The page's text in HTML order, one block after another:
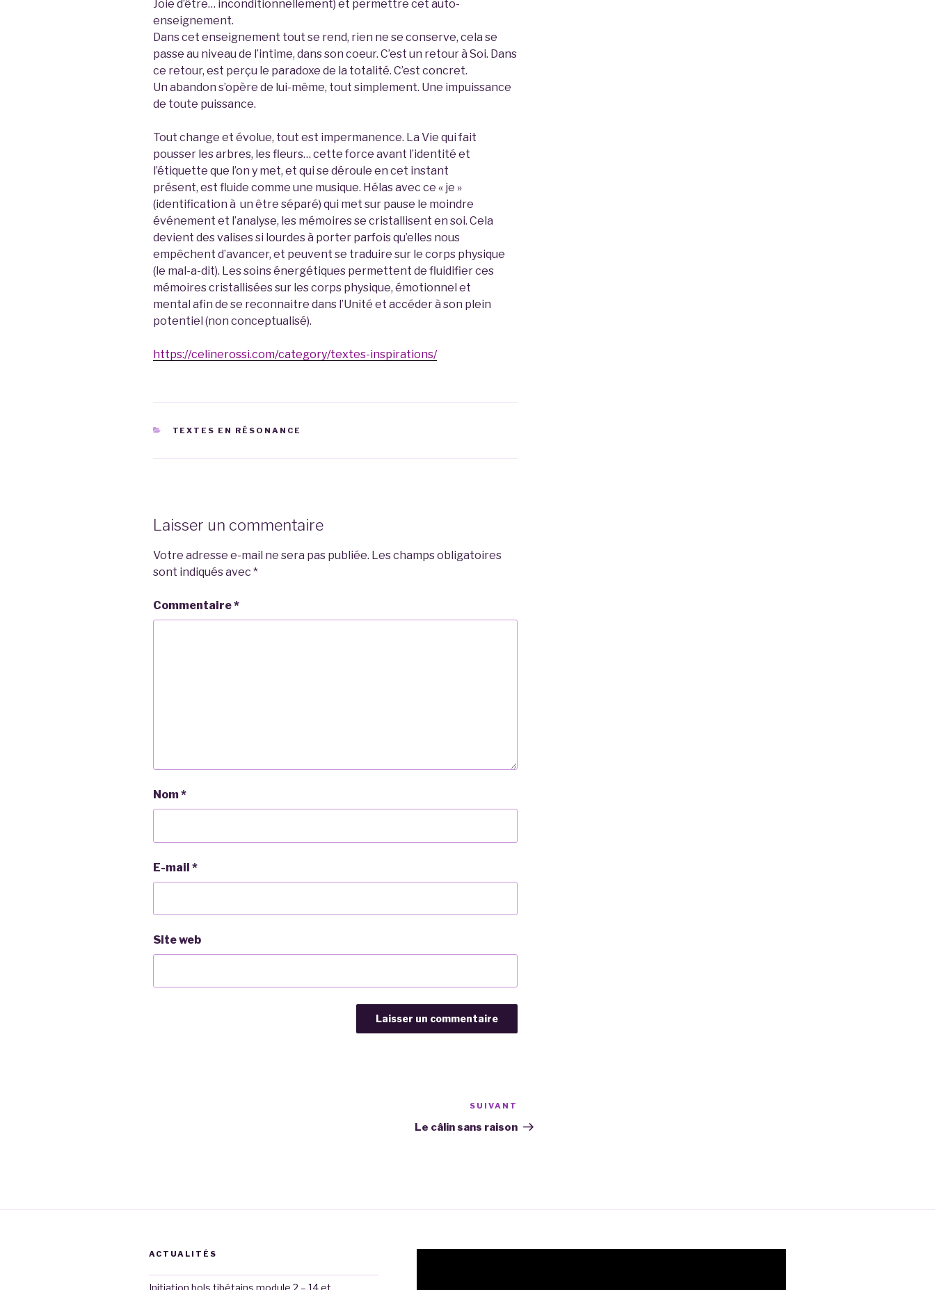
Joie d’être… inconditionnellement) et permettre cet auto-
enseignement.
Dans cet enseignement tout se rend, rien ne se conserve, cela se
passe au niveau de l’intime, dans son coeur. C’est un retour à Soi. Dans
ce retour, est perçu le paradoxe de la totalité. C’est concret.
Un abandon s’opère de lui-même, tout simplement. Une impuissance
de toute puissance.
Tout change et évolue, tout est impermanence. La Vie qui fait
pousser les arbres, les fleurs… cette force avant l’identité et
l’étiquette que l’on y met, et qui se déroule en cet instant
présent, est fluide comme une musique. Hélas avec ce « je »
(identification à un être séparé) qui met sur pause le moindre
événement et l’analyse, les mémoires se cristallisent en soi. Cela
devient des valises si lourdes à porter parfois qu’elles nous
empêchent d’avancer, et peuvent se traduire sur le corps physique
(le mal-a-dit). Les soins énergétiques permettent de fluidifier ces
mémoires cristallisées sur les corps physique, émotionnel et
mental afin de se reconnaitre dans l’Unité et accéder à son plein
potentiel (non conceptualisé).
https://celinerossi.com/category/textes-inspirations/
CATÉGORIES
TEXTES EN RÉSONANCE
Laisser un commentaire
Votre adresse e-mail ne sera pas publiée. Les champs obligatoires
sont indiqués avec *
Commentaire*
Nom*
E-mail *
Site web
suivant
SUIVANT
Le câlin sans raison
ACTUALITÉS